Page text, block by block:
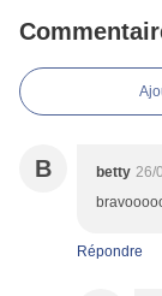
B betty 26/
Répondre